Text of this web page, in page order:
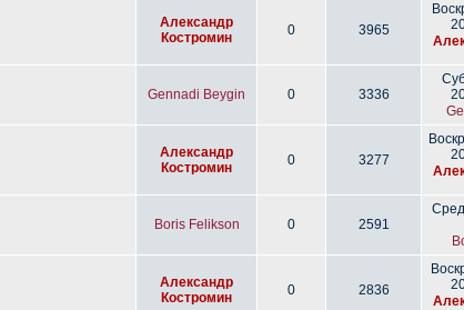
Александр
Костромин
0 3965
Gennadi Beygin 0 3336
Александр
Костромин
0 3277
Boris Felikson 0 2591
Александр
Костромин
0 2836